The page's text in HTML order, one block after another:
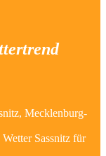
Mecklenburg-
Sassnitz für